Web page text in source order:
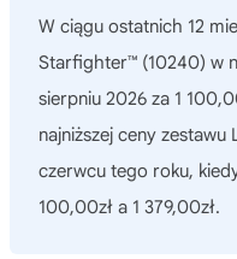
W ciągu ostatnich 12
Starfighter™ (10240) w
sierpniu 2026 za 1
najniższej ceny zestawu
czerwcu tego roku,
100,00zł a 1 379,00zł.